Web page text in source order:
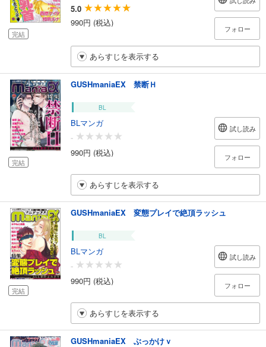
完結
5.0
990円 (税込)
フォロー
あらすじを表示する
完結
GUSHmaniaEX 禁断Ｈ
BL
BLマンガ
-
990円 (税込)
試し読み
フォロー
あらすじを表示する
完結
GUSHmaniaEX 変態プレイで絶頂ラッシュ
BL
BLマンガ
-
990円 (税込)
試し読み
フォロー
あらすじを表示する
GUSHmaniaEX ぶっかけｖ